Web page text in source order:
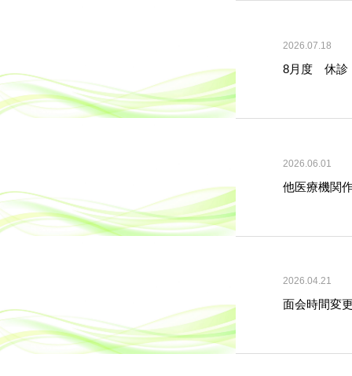
2026.07.18
8月度 休診
2026.06.01
他医療機関
2026.04.21
面会時間変